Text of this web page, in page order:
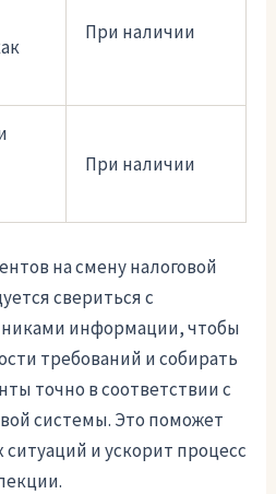
При наличии
При наличии
на смену налоговой
свериться с
информации, чтобы
требований и собирать
точно в соответствии с
системы. Это поможет
и ускорит процесс